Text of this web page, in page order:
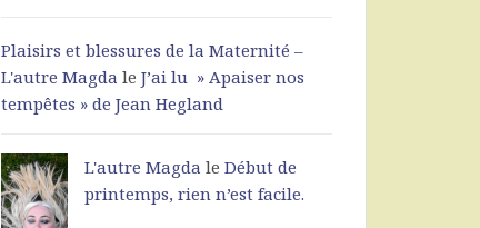
Plaisirs et blessures de la Maternité –
L'autre Magda le J’ai lu » Apaiser nos
tempêtes » de Jean Hegland
L'autre Magda le Début de
printemps, rien n’est facile.